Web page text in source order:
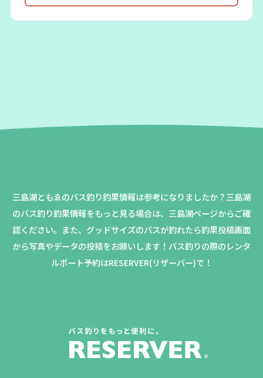
三島湖ともゑのバス釣り釣果情報は参考になりましたか？三島湖
のバス釣り釣果情報をもっと見る場合は、三島湖ページからご確
認ください。 また、グッドサイズのバスが釣れたら釣果投稿画面
から写真やデータの投稿をお願いします！バス釣りの際のレンタ
ルボート予約はRESERVER(リザーバー)で！